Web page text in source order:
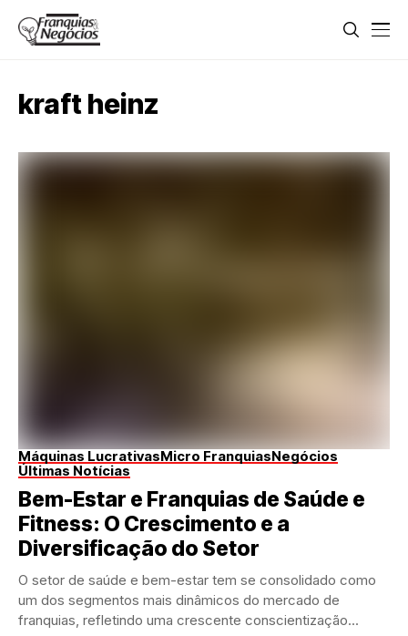
kraft heinz
Máquinas LucrativasMicro FranquiasNegócios
Últimas Notícias
Bem-Estar e Franquias de Saúde e
Fitness: O Crescimento e a
Diversificação do Setor
O setor de saúde e bem-estar tem se consolidado como
um dos segmentos mais dinâmicos do mercado de
franquias, refletindo uma crescente conscientização...